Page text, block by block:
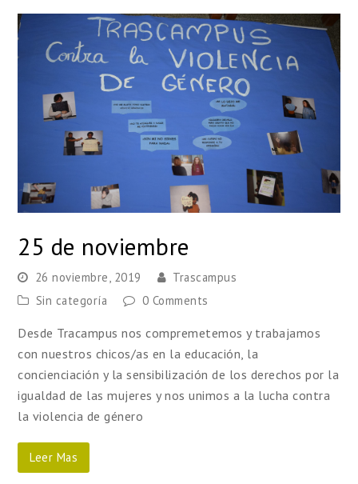
25 de noviembre
26 noviembre, 2019
Trascampus
Sin categoría
0 Comments
Desde Tracampus nos compremetemos y trabajamos
con nuestros chicos/as en la educación, la
concienciación y la sensibilización de los derechos por la
igualdad de las mujeres y nos unimos a la lucha contra
la violencia de género
Leer Mas